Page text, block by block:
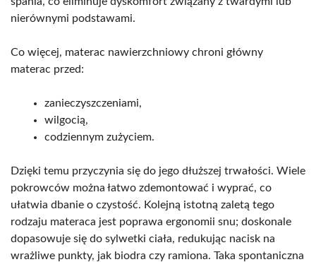
nierównymi podstawami.
Co więcej, materac nawierzchniowy chroni główny
materac przed:
zanieczyszczeniami,
wilgocią,
codziennym zużyciem.
Dzięki temu przyczynia się do jego dłuższej trwałości. Wiele
pokrowców można łatwo zdemontować i wyprać, co
ułatwia dbanie o czystość. Kolejną istotną zaletą tego
rodzaju materaca jest poprawa ergonomii snu; doskonale
dopasowuje się do sylwetki ciała, redukując nacisk na
wrażliwe punkty, jak biodra czy ramiona. Taka spontaniczna